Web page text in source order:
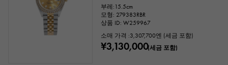
부레:15.5cm
모형: 279383RBR
상품 ID: W259967
소매 가격 :3,307,700엔 (세금 포함)
¥3,130,000(세금 포함)